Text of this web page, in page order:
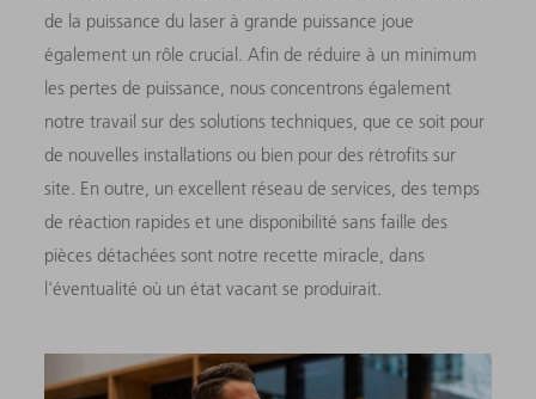
de la puissance du laser à grande puissance joue
également un rôle crucial. Afin de réduire à un minimum
les pertes de puissance, nous concentrons également
notre travail sur des solutions techniques, que ce soit pour
de nouvelles installations ou bien pour des rétrofits sur
site. En outre, un excellent réseau de services, des temps
de réaction rapides et une disponibilité sans faille des
pièces détachées sont notre recette miracle, dans
l'éventualité où un état vacant se produirait.